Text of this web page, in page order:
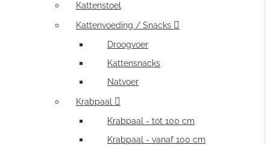
Kattenstoel
Kattenvoeding / Snacks
Droogvoer
Kattensnacks
Natvoer
Krabpaal
Krabpaal - tot 100 cm
Krabpaal - vanaf 100 cm